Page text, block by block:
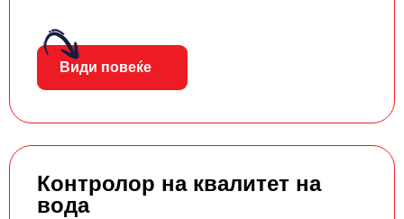
Види повеќе
Контролор на квалитет на
вода